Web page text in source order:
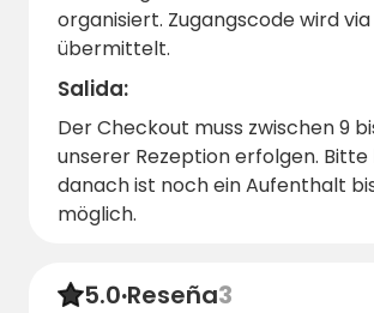
todo esto convierte al
una auténtica recomendación
Sajonia
Se recomienda reservar,
durante la temporada de
vez que hayas estado aquí,
así que
mismo.
organisiert. Zugangscode wird
übermittelt.
Salida:
Der Checkout muss zwischen 9
unserer Rezeption erfolgen. Bitte
danach ist noch ein Aufenthalt
möglich.
5.0·Reseña3